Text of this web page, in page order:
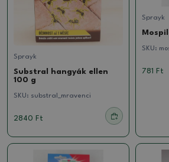
Sprayk
Substral hangyák ellen
100 g
SKU: substral_mravenci
2840 Ft
Sprayk
SKU:
781 Ft